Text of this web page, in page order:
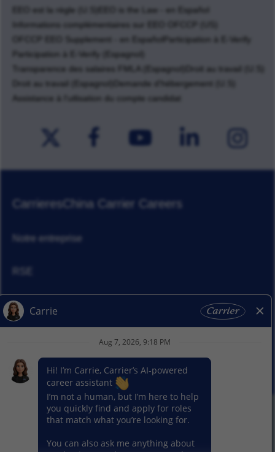
EEO est la règle (U.S)
EEO is the Law - en Español
Informations complémentaires sur EEO OFCCP (US)
OFCCP EEO Supplement - en Español
Participation à E-Verify
Participation à E-Verify (Espagnol)
Transparence des salaires FMLA (Espagnol)
Droit au travail (U.S)
Droit au travail (Espagnol)
Demande d'hébergement (U.S)
Assistance à l'utlisation du compte candidat
CarrieresChina Carrier Careers
Notre entreprise
Actualités
© 2026 Carrier. Tous droits réservés
Notice sur la protection des données Plan du site